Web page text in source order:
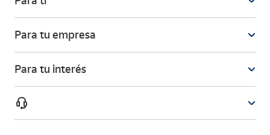
Para tu empresa
Para tu interés